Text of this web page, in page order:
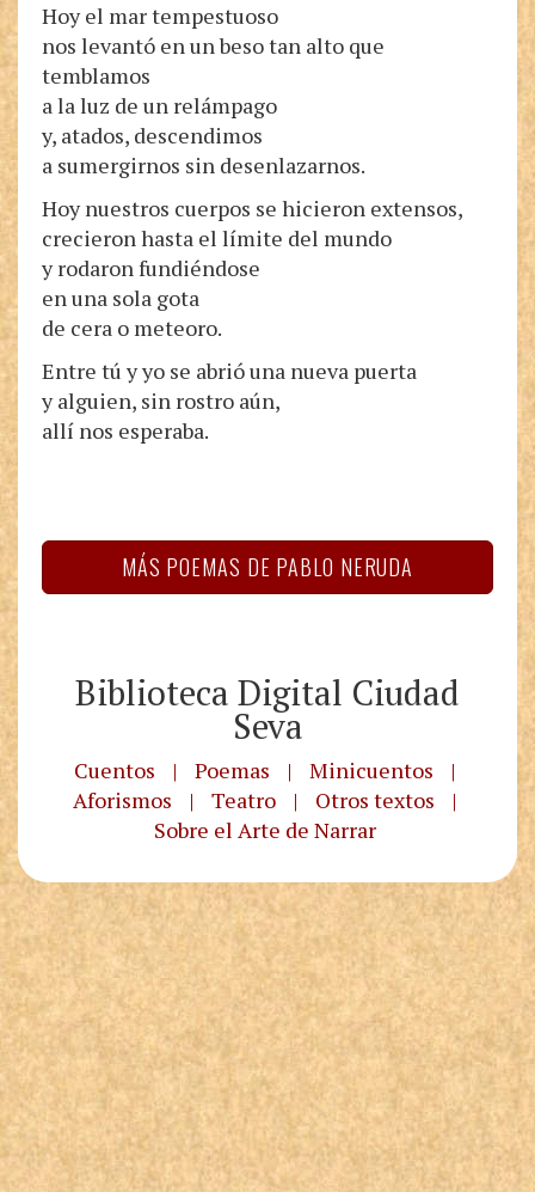
Hoy el mar tempestuoso
nos levantó en un beso tan alto que
temblamos
a la luz de un relámpago
y, atados, descendimos
a sumergirnos sin desenlazarnos.
Hoy nuestros cuerpos se hicieron extensos,
crecieron hasta el límite del mundo
y rodaron fundiéndose
en una sola gota
de cera o meteoro.
Entre tú y yo se abrió una nueva puerta
y alguien, sin rostro aún,
allí nos esperaba.
MÁS POEMAS DE PABLO NERUDA
Biblioteca Digital Ciudad
Seva
Cuentos | Poemas | Minicuentos
|
Aforismos
| Teatro | Otros textos
|
Sobre el Arte de Narrar